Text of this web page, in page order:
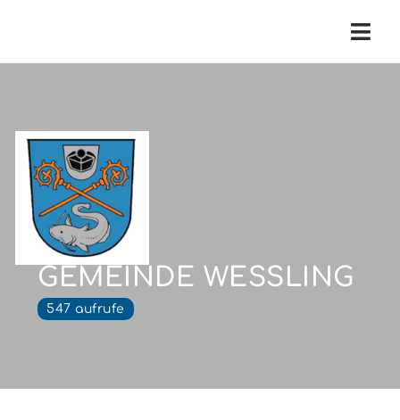
GEMEINDE WESSLING
547 aufrufe